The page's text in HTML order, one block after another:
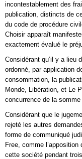
incontestablement des
publication, distincts de
du code de procédure
Choisir apparaît
exactement évalué le
Considérant qu’il y a lieu
ordonné, par application
consommation, la
Monde, Libération, et Le
concurrence de la
Considérant que le
rejeté les autres
forme de communiqué
Free, comme
cette société pendant